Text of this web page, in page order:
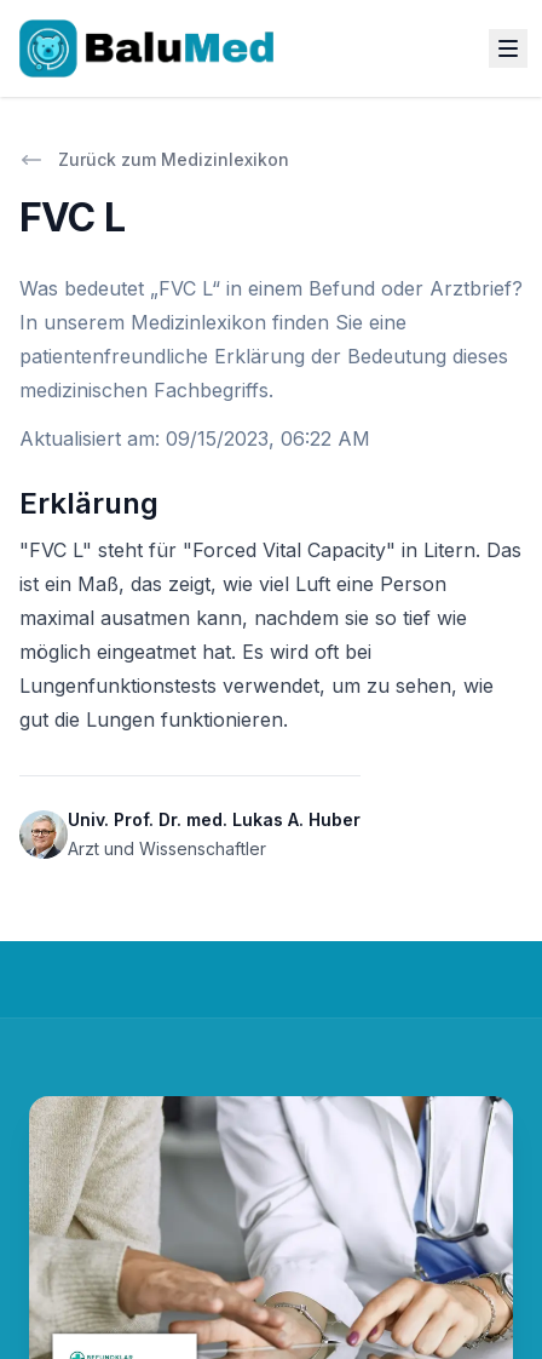
Zurück zum Medizinlexikon
FVC L
Was bedeutet „FVC L“ in einem Befund oder Arztbrief?
In unserem Medizinlexikon finden Sie eine
patientenfreundliche Erklärung der Bedeutung dieses
medizinischen Fachbegriffs.
Aktualisiert am: 09/15/2023, 06:22 AM
Erklärung
"FVC L" steht für "Forced Vital Capacity" in Litern. Das
ist ein Maß, das zeigt, wie viel Luft eine Person
maximal ausatmen kann, nachdem sie so tief wie
möglich eingeatmet hat. Es wird oft bei
Lungenfunktionstests verwendet, um zu sehen, wie
gut die Lungen funktionieren.
Univ. Prof. Dr. med. Lukas A. Huber
Arzt und Wissenschaftler